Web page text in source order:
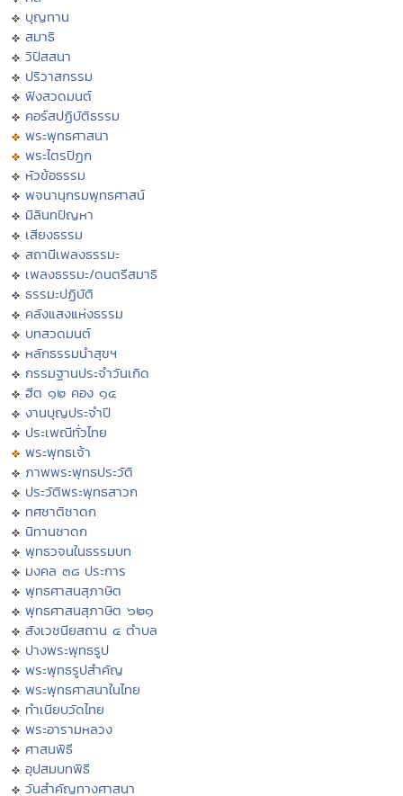
บุญทาน
สมาธิ
วิปัสสนา
ปริวาสกรรม
ฟังสวดมนต์
คอร์สปฏิบัติธรรม
พระพุทธศาสนา
พระไตรปิฏก
หัวข้อธรรม
พจนานุกรมพุทธศาสน์
มิลินทปัญหา
เสียงธรรม
สถานีเพลงธรรมะ
เพลงธรรมะ/ดนตรีสมาธิ
ธรรมะปฏิบัติ
คลังแสงแห่งธรรม
บทสวดมนต์
หลักธรรมนำสุขฯ
กรรมฐานประจำวันเกิด
ฮีต ๑๒ คอง ๑๔
งานบุญประจำปี
ประเพณีทั่วไทย
พระพุทธเจ้า
ภาพพระพุทธประวัติ
ประวัติพระพุทธสาวก
ทศชาติชาดก
นิทานชาดก
พุทธวจนในธรรมบท
มงคล ๓๘ ประการ
พุทธศาสนสุภาษิต
พุทธศาสนสุภาษิต ๖๒๑
สังเวชนียสถาน ๔ ตำบล
ปางพระพุทธรูป
พระพุทธรูปสำคัญ
พระพุทธศาสนาในไทย
ทำเนียบวัดไทย
พระอารามหลวง
ศาสนพิธี
อุปสมบทพิธี
วันสำคัญทางศาสนา